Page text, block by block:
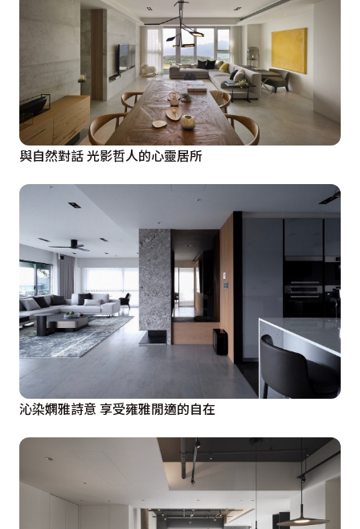
與自然對話 光影哲人的心靈居所
沁染嫻雅詩意 享受雍雅閒適的自在